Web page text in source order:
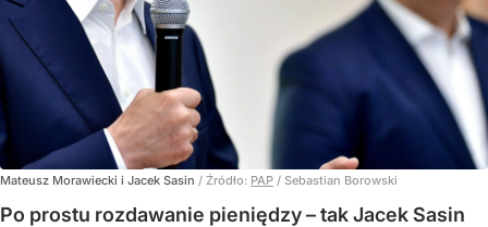
Mateusz Morawiecki i Jacek Sasin / Źródło: PAP / Sebastian Borowski
Po prostu rozdawanie pieniędzy – tak Jacek Sasin